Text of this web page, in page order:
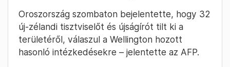
Oroszország szombaton bejelentette, hogy 32
új-zélandi tisztviselőt és újságírót tilt ki a
területéről, válaszul a Wellington hozott
hasonló intézkedésekre – jelentette az AFP.